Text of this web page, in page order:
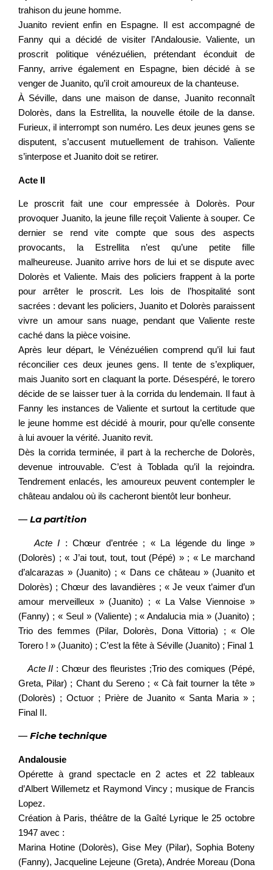
trahison du jeune homme.
Juanito revient enfin en Espagne. Il est accompagné de
Fanny qui a décidé de visiter l’Andalousie. Valiente, un
proscrit politique vénézuélien, prétendant éconduit de
Fanny, arrive également en Espagne, bien décidé à se
venger de Juanito, qu’il croit amoureux de la chanteuse.
À Séville, dans une maison de danse, Juanito reconnaît
Dolorès, dans la Estrellita, la nouvelle étoile de la danse.
Furieux, il interrompt son numéro. Les deux jeunes gens se
disputent, s’accusent mutuellement de trahison. Valiente
s’interpose et Juanito doit se retirer.
Acte II
Le proscrit fait une cour empressée à Dolorès. Pour
provoquer Juanito, la jeune fille reçoit Valiente à souper. Ce
dernier se rend vite compte que sous des aspects
provocants, la Estrellita n’est qu’une petite fille
malheureuse. Juanito arrive hors de lui et se dispute avec
Dolorès et Valiente. Mais des policiers frappent à la porte
pour arrêter le proscrit. Les lois de l’hospitalité sont
sacrées : devant les policiers, Juanito et Dolorès paraissent
vivre un amour sans nuage, pendant que Valiente reste
caché dans la pièce voisine.
Après leur départ, le Vénézuélien comprend qu’il lui faut
réconcilier ces deux jeunes gens. Il tente de s’expliquer,
mais Juanito sort en claquant la porte. Désespéré, le torero
décide de se laisser tuer à la corrida du lendemain. Il faut à
Fanny les instances de Valiente et surtout la certitude que
le jeune homme est décidé à mourir, pour qu’elle consente
à lui avouer la vérité. Juanito revit.
Dès la corrida terminée, il part à la recherche de Dolorès,
devenue introuvable. C’est à Toblada qu’il la rejoindra.
Tendrement enlacés, les amoureux peuvent contempler le
château andalou où ils cacheront bientôt leur bonheur.
— La partition
Acte I : Chœur d’entrée ; « La légende du linge »
(Dolorès) ; « J’ai tout, tout, tout (Pépé) » ; « Le marchand
d’alcarazas » (Juanito) ; « Dans ce château » (Juanito et
Dolorès) ; Chœur des lavandières ; « Je veux t’aimer d’un
amour merveilleux » (Juanito) ; « La Valse Viennoise »
(Fanny) ; « Seul » (Valiente) ; « Andalucia mia » (Juanito) ;
Trio des femmes (Pilar, Dolorès, Dona Vittoria) ; « Ole
Torero ! » (Juanito) ; C’est la fête à Séville (Juanito) ; Final 1
Acte II : Chœur des fleuristes ;Trio des comiques (Pépé,
Greta, Pilar) ; Chant du Sereno ; « Cà fait tourner la tête »
(Dolorès) ; Octuor ; Prière de Juanito « Santa Maria » ;
Final II.
— Fiche technique
Andalousie
Opérette à grand spectacle en 2 actes et 22 tableaux
d’Albert Willemetz et Raymond Vincy ; musique de Francis
Lopez.
Création à Paris, théâtre de la Gaîté Lyrique le 25 octobre
1947 avec :
Marina Hotine (Dolorès), Gise Mey (Pilar), Sophia Boteny
(Fanny), Jacqueline Lejeune (Greta), Andrée Moreau (Dona